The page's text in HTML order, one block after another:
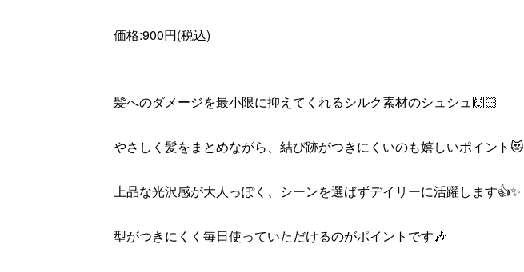
価格:900円(税込)
髪へのダメージを最小限に抑えてくれるシルク素材のシュシュ🙌🏻
やさしく髪をまとめながら、結び跡がつきにくいのも嬉しいポイント😻
上品な光沢感が大人っぽく、シーンを選ばずデイリーに活躍します👍✨
型がつきにくく毎日使っていただけるのがポイントです🎶